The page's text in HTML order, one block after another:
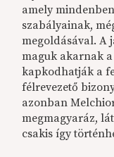
amely
szabályainak,
megoldásával. A
maguk akarnak
kapkodhatják a
félrevezető
azonban
megmagyaráz,
csakis így